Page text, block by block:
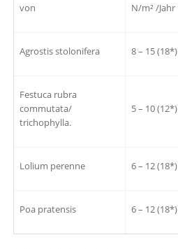
von
N/m² /Jahr
Agrostis stolonifera 8 – 15 (18*)
Festuca rubra
commutata/
trichophylla.
5 – 10 (12*)
Lolium perenne 6 – 12 (18*)
Poa pratensis 6 – 12 (18*)